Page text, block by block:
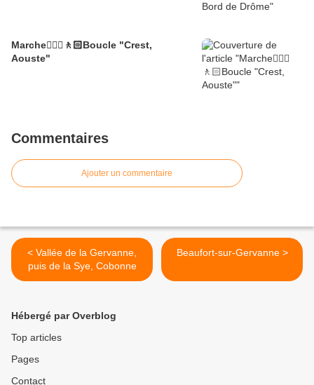
Marche🚶🏼‍♂️🚶🏻Boucle "Crest,
Aouste"
Commentaires
Ajouter un commentaire
< Vallée de la Gervanne,
puis de la Sye, Cobonne
Beaufort-sur-Gervanne >
Hébergé par Overblog
Top articles
Pages
Contact